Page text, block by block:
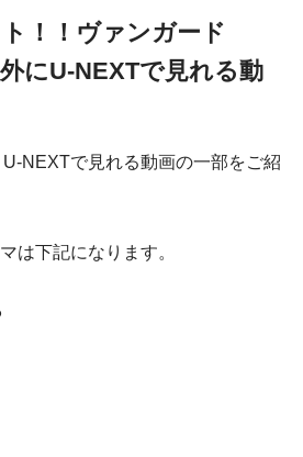
ト！！ヴァンガード
にU-NEXTで見れる動
NEXTで見れる動画の一部をご紹
は下記になります。